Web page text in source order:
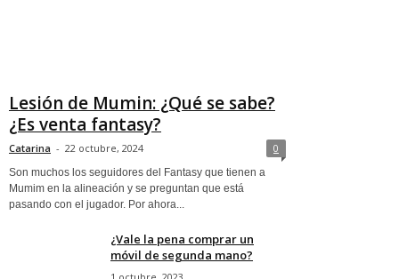
Lesión de Mumin: ¿Qué se sabe?
¿Es venta fantasy?
Catarina - 22 octubre, 2024 0
Son muchos los seguidores del Fantasy que tienen a
Mumim en la alineación y se preguntan que está
pasando con el jugador. Por ahora...
¿Vale la pena comprar un
móvil de segunda mano?